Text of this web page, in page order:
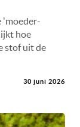
'moeder-
hoe
stof uit de
30 juni 2026